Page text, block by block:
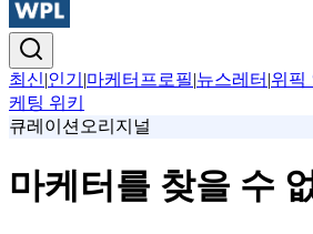
최신|인기 |마케터프로필|뉴스레터 |위픽
케팅 위키
큐레이션 오리지널
마케터를 찾을 수